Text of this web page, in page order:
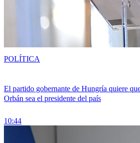
El partido gobernante de Hungría quiere
Orbán sea el presidente del país
10:44
POLÍTICA